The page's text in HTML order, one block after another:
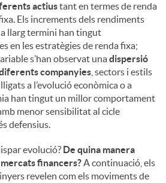
actiustant en termes de renda
Els increments dels rendiments
llarg termini han tingut
en les estratègies de renda fixa;
s’han observat unadispersió
companyies , sectors i estils
a l’evolució econòmica o a
han tingut un millor comportament
menor sensibilitat al cicle
defensius.
evolució? De quina manera
financers?A continuació, els
revelen com els moviments de